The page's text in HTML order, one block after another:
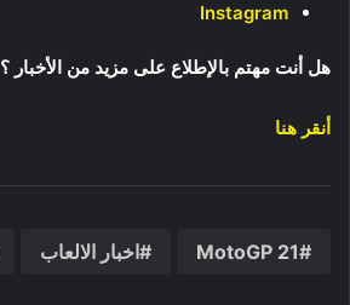
Instagram
هل أنت مهتم بالإطلاع على مزيد من الأخبار ؟
أنقر هنا
MotoGP 21 اخبار الالعاب